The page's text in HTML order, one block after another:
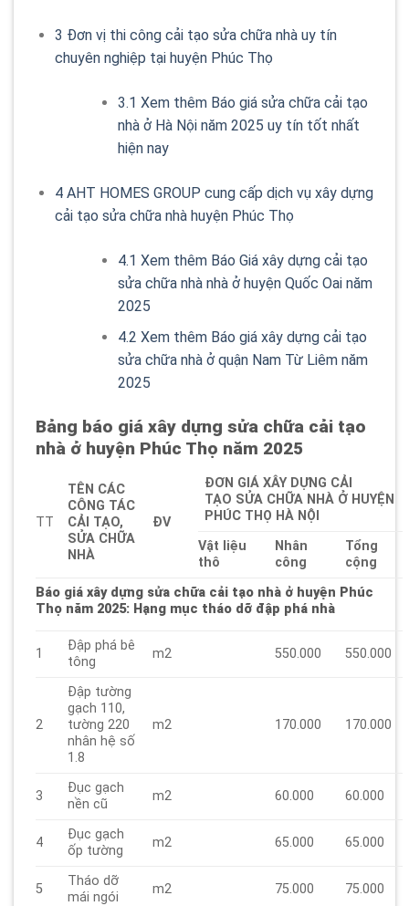
3 Đơn vị thi công cải tạo sửa chữa nhà uy tín
chuyên nghiệp tại huyện Phúc Thọ
3.1 Xem thêm Báo giá sửa chữa cải tạo
nhà ở Hà Nội năm 2025 uy tín tốt nhất
hiện nay
4AHT HOMES GROUP cung cấp dịch vụ xây dựng
cải tạo sửa chữa nhà huyện Phúc Thọ
4.1 Xem thêm Báo Giá xây dựng cải tạo
sửa chữa nhà nhà ở huyện Quốc Oai năm
2025
4.2 Xem thêm Báo giá xây dựng cải tạo
sửa chữa nhà ở quận Nam Từ Liêm năm
2025
Bảng báo giá xây dựng sửa chữa cải tạo
nhà ở huyện Phúc Thọ năm 2025
TT
TÊN CÁC
CÔNG TÁC
CẢI TẠO,
SỬA CHỮA
NHÀ
ĐV
ĐƠN GIÁ XÂY DỰNG CẢI
TẠO SỬA CHỮA NHÀ Ở HUYỆN
PHÚC THỌ HÀ NỘI
Vật liệu
thô
Nhân
công
Tổng
cộng
Báo giá xây dựng sửa chữa cải tạo nhà ở huyện Phúc
Thọ năm 2025: Hạng mục tháo dỡ đập phá nhà
1
Đập phá bê
tông
m2 550.000 550.000
2
Đập tường
gạch 110,
tường 220
nhân hệ số
1.8
m2 170.000 170.000
3
Đục gạch
nền cũ
m2 60.000 60.000
4
Đục gạch
ốp tường
m2 65.000 65.000
5
Tháo dỡ
mái ngói
m2 75.000 75.000